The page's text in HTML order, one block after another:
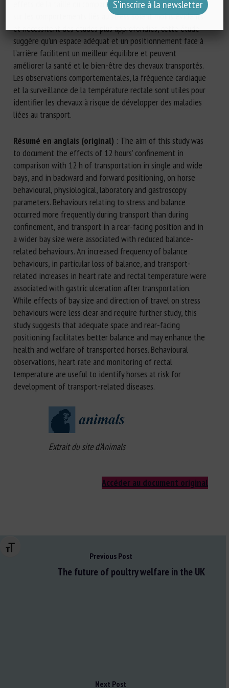
Changer la taille de la police
effets de la taille du compartiment et du sens du voyage
sur les comportements liés au stress soient moins évidents
et nécessitent des études plus approfondies, cette étude
suggère qu’un espace adéquat et un positionnement face à
l’arrière facilitent un meilleur équilibre et peuvent
améliorer la santé et le bien-être des chevaux transportés.
Les observations comportementales, la fréquence cardiaque
et la surveillance de la température rectale sont utiles pour
identifier les chevaux à risque de développer des maladies
liées au transport.
Résumé en anglais (original) : The aim of this study was
to document the effects of 12 hours’ confinement in
comparison with 12 h of transportation in single and wide
bays, and in backward and forward positioning, on horse
behavioural, physiological, laboratory and gastroscopy
parameters. Behaviours relating to stress and balance
occurred more frequently during transport than during
confinement, and transport in a rear-facing position and in
a wider bay size were associated with reduced balance-
related behaviours. An increased frequency of balance
behaviours, in particular loss of balance, and transport-
related increases in heart rate and rectal temperature were
associated with gastric ulceration after transportation.
While effects of bay size and direction of travel on stress
behaviours were less clear and require further study, this
study suggests that adequate space and rear-facing
positioning facilitates better balance and may enhance the
health and welfare of transported horses. Behavioural
observations, heart rate and monitoring of rectal
temperature are useful to identify horses at risk for
development of transport-related diseases.
Extrait du site d’Animals
Accéder au document original
Previous Post
The future of poultry welfare in the UK
Next Post